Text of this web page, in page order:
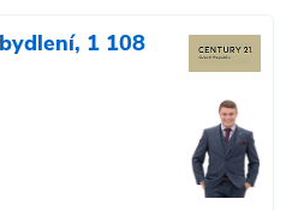
1 108